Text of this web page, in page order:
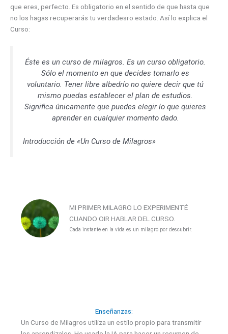
que eres, perfecto. Es obligatorio en el sentido de que hasta que
no los hagas recuperarás tu verdadesro estado. Así lo explica el
Curso:
Éste es un curso de milagros. Es un curso obligatorio.
Sólo el momento en que decides tomarlo es
voluntario. Tener libre albedrío no quiere decir que tú
mismo puedas establecer el plan de estudios.
Significa únicamente que puedes elegir lo que quieres
aprender en cualquier momento dado.
Introducción de «Un Curso de Milagros»
MI PRIMER MILAGRO LO EXPERIMENTÉ
CUANDO OIR HABLAR DEL CURSO.
Cada instante en la vida es un milagro por descubrir.
Enseñanzas:
Un Curso de Milagros utiliza un estilo propio para transmitir